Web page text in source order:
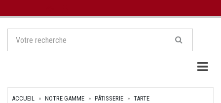
ACCUEIL NOTRE GAMME PÂTISSERIE TARTE